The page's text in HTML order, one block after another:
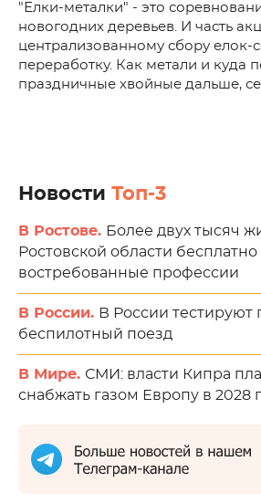
"Елки-металки" - это
новогодних деревьев. И часть
централизованному сбору елок-
переработку. Как метали и куда
праздничные хвойные дальше,
Новости Топ-3
В Ростове. Более двух тысяч
Ростовской области
востребованные профессии
В России. В России тестируют
беспилотный поезд
В Мире. СМИ: власти Кипра
снабжать газом Европу в 2028